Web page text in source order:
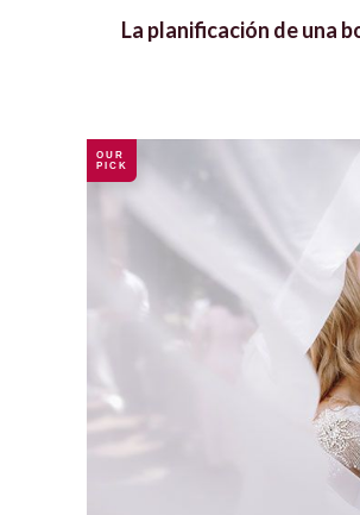
La planificación de una
OUR
PICK